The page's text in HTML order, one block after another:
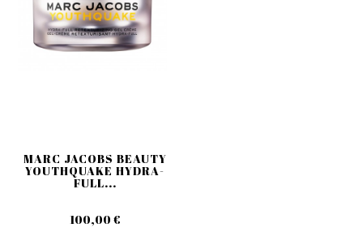
MARC JACOBS BEAUTY
YOUTHQUAKE HYDRA-
FULL...
100,00 €